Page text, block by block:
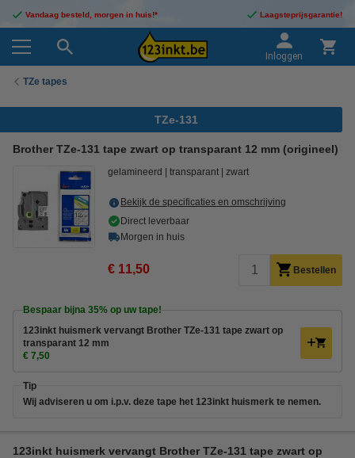
Vandaag besteld, morgen in huis!* Laagsteprijsgarantie!
Inloggen
TZe tapes
TZe-131
Brother TZe-131 tape zwart op transparant 12 mm (origineel)
gelamineerd transparant zwart
Bekijk de specificaties en omschrijving
Direct leverbaar
Morgen in huis
€ 11,50 Bestellen
Bespaar bijna 35% op uw tape!
123inkt huismerk vervangt Brother TZe-131 tape zwart op
transparant 12 mm
€ 7,50
Tip
Wij adviseren u om i.p.v. deze tape het 123inkt huismerk te nemen.
123inkt huismerk vervangt Brother TZe-131 tape zwart op